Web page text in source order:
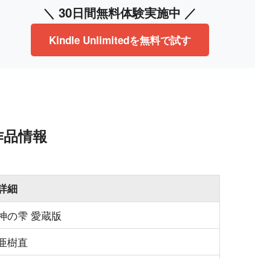
＼ 30日間無料体験実施中 ／
Kindle Unlimitedを無料で試す
情報
細
の雫 愛蔵版
樹直